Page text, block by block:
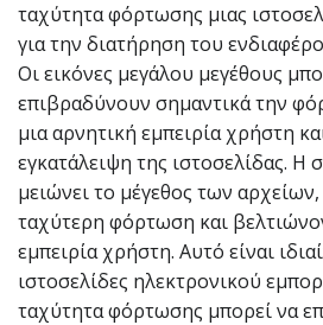
ταχύτητα φόρτωσης μιας
για την διατήρηση του
Οι εικόνες μεγάλου μεγέθους
επιβραδύνουν σημαντικά την
μια αρνητική εμπειρία χρήστη
εγκατάλειψη της ιστοσελίδας. Η
μειώνει το μέγεθος των
ταχύτερη φόρτωση και
εμπειρία χρήστη. Αυτό είναι
ιστοσελίδες ηλεκτρονικού
ταχύτητα φόρτωσης μπορεί να